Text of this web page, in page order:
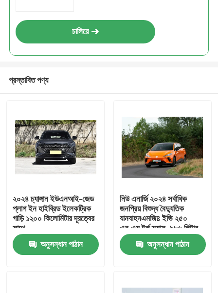
বাড়ি
চালিয়ে
প্রস্তাবিত পণ্য
২০২৪ চ্যাঙ্গান ইউএনআই-জেড
প্লাগ ইন হাইব্রিড ইলেকট্রিক
গাড়ি ১২০০ কিলোমিটার দূরত্বের
সাথে
অনুসন্ধান পাঠান
নিউ এনার্জি ২০২৪ সর্বাধিক
জনপ্রিয় বিশুদ্ধ বৈদ্যুতিক
যানবাহনএমজি৪ ইভি ২৫০
এন.এম টর্ক ম্যাক্স. ৯৮৬ লিটার
অতিরিক্ত বড় ট্রাক স্পেস
অনুসন্ধান পাঠান